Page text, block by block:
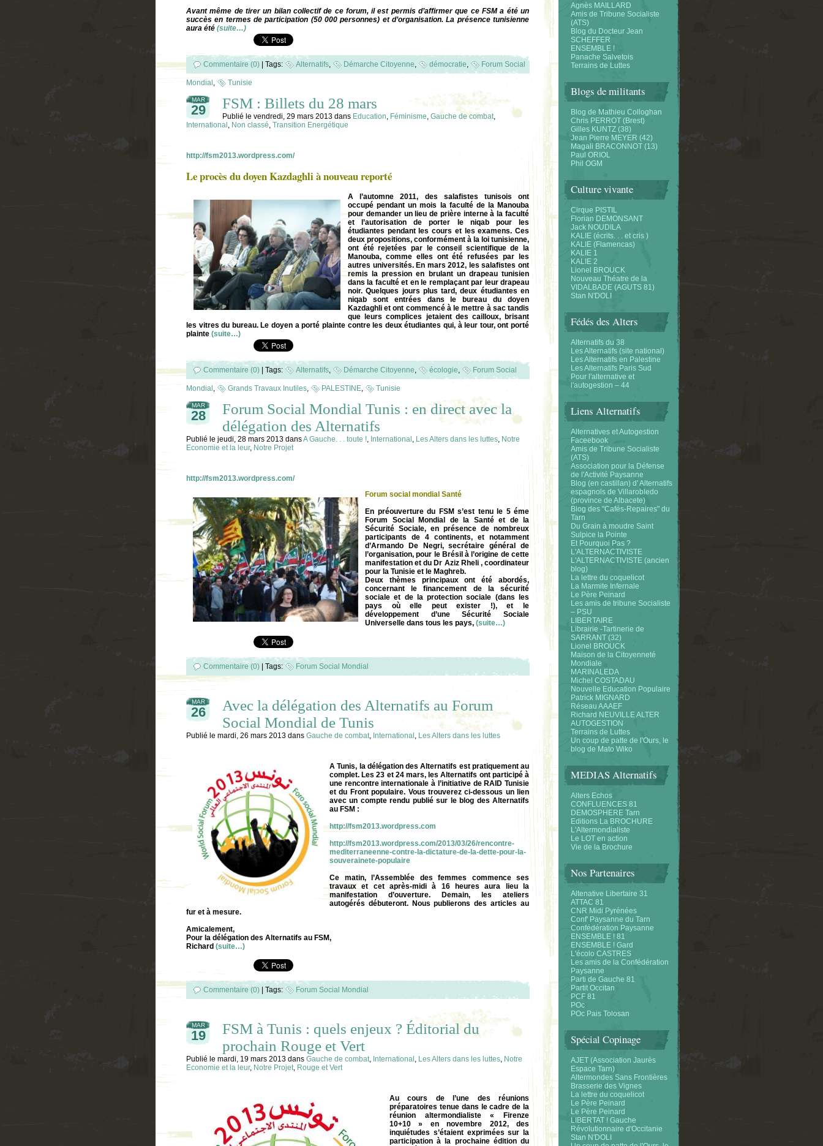
Avant même de tirer un bilan collectif de ce forum, il est permis d’affirmer que ce FSM a été un
succès en termes de participation (50 000 personnes) et d’organisation. La présence tunisienne
aura été (suite…)
Commentaire (0) | Tags: Alternatifs, Démarche Citoyenne, démocratie, Forum Social
Mondial, Tunisie
MAR
29 FSM : Billets du 28 mars
Publié le vendredi, 29 mars 2013 dans Education, Féminisme, Gauche de combat,
International, Non classé, Transition Energétique
http://fsm2013.wordpress.com/
Le procès du doyen Kazdaghli à nouveau reporté
A l’automne 2011, des salafistes tunisois ont
occupé pendant un mois la faculté de la Manouba
pour demander un lieu de prière interne à la faculté
et l’autorisation de porter le niqab pour les
étudiantes pendant les cours et les examens. Ces
deux propositions, conformément à la loi tunisienne,
ont été rejetées par le conseil scientifique de la
Manouba, comme elles ont été refusées par les
autres universités. En mars 2012, les salafistes ont
remis la pression en brulant un drapeau tunisien
dans la faculté et en le remplaçant par leur drapeau
noir. Quelques jours plus tard, deux étudiantes en
niqab sont entrées dans le bureau du doyen
Kazdaghli et ont commencé à le mettre à sac tandis
que leurs complices jetaient des cailloux, brisant
les vitres du bureau. Le doyen a porté plainte contre les deux étudiantes qui, à leur tour, ont porté
plainte (suite…)
Commentaire (0) | Tags: Alternatifs Démarche Citoyenne écologie Forum Social
Mondial Grands Travaux Inutiles PALESTINE Tunisie
MAR
28
Forum Social Mondial Tunis : en direct avec la
délégation des Alternatifs
Publié le jeudi, 28 mars 2013 dansA Gauche. . . toute ! International Les Alters dans les luttes Notre
Economie et la leur, Notre Projet
http://fsm2013.wordpress.com/
Forum social mondial Santé
En préouverture du FSM s’est tenu le 5 éme
Forum Social Mondial de la Santé et de la
Sécurité Sociale, en présence de nombreux
participants de 4 continents, et notamment
d’Armando De Negri, secrétaire général de
l’organisation, pour le Brésil à l’origine de cette
manifestation et du Dr Aziz Rheli , coordinateur
pour la Tunisie et le Maghreb.
Deux thèmes principaux ont été abordés,
concernant le financement de la sécurité
sociale et de la protection sociale (dans les
pays où elle peut exister !), et le
développement d’une Sécurité Sociale
Universelle dans tous les pays, (suite…)
Commentaire (0) | Tags: Forum Social Mondial
MAR
26
Avec la délégation des Alternatifs au Forum
Social Mondial de Tunis
Publié le mardi, 26 mars 2013 dans Gauche de combat International Les Alters dans les luttes
A Tunis, la délégation des Alternatifs est pratiquement au
complet. Les 23 et 24 mars, les Alternatifs ont participé à
une rencontre internationale à l’initiative de RAID Tunisie
et du Front populaire. Vous trouverez ci-dessous un lien
avec un compte rendu publié sur le blog des Alternatifs
au FSM :
http://fsm2013.wordpress.com
http://fsm2013.wordpress.com/2013/03/26/rencontre-
mediterraneenne-contre-la-dictature-de-la-dette-pour-la-
souverainete-populaire
Ce matin, l’Assemblée des femmes commence ses
travaux et cet après-midi à 16 heures aura lieu la
manifestation d’ouverture. Demain, les ateliers
autogérés débuteront. Nous publierons des articles au
fur et à mesure.
Amicalement,
Pour la délégation des Alternatifs au FSM,
Richard (suite…)
Commentaire (0) | Tags: Forum Social Mondial
MAR
19
FSM à Tunis : quels enjeux ? Éditorial du
prochain Rouge et Vert
Publié le mardi, 19 mars 2013 dans Gauche de combat International Les Alters dans les luttes Notre
Economie et la leur, Notre Projet Rouge et Vert
Au cours de l’une des réunions
préparatoires tenue dans le cadre de la
réunion altermondialiste « Firenze
10+10 » en novembre 2012, des
inquiétudes s’étaient exprimées sur la
participation à la prochaine édition du
Agnès MAILLARD
Amis de Tribune Socialiste
(ATS)
Blog du Docteur Jean
SCHEFFER
ENSEMBLE !
Panache Salvetois
Terrains de Luttes
Blogs de militants
Blog de Mathieu Colloghan
Chris PERROT (Brest)
Gilles KUNTZ (38)
Jean Pierre MEYER (42)
Magali BRACONNOT (13)
Paul ORIOL
Phil OGM
Culture vivante
Cirque PISTIL
Florian DEMONSANT
Jack NOUDILA
KALIE (écrits. . . et cris )
KALIE (Flamencas)
KALIE 1
KALIE 2
Lionel BROUCK
Nouveau Théatre de la
VIDALBADE (AGUTS 81)
Stan N'DOLI
Fédés des Alters
Alternatifs du 38
Les Alternatifs (site national)
Les Alternatifs en Palestine
Les Alternatifs Paris Sud
Pour l'alternative et
l'autogestion – 44
Liens Alternatifs
Alternatives et Autogestion
Faceebook
Amis de Tribune Socialiste
(ATS)
Association pour la Défense
de l'Activité Paysanne
Blog (en castillan) d' Alternatifs
espagnols de Villarobledo
(province de Albacete)
Blog des "Cafés-Repaires" du
Tarn
Du Grain à moudre Saint
Sulpice la Pointe
Et Pourquoi Pas ?
L'ALTERNACTIVISTE
L'ALTERNACTIVISTE (ancien
blog)
La lettre du coquelicot
La Marmite Infernale
Le Père Peinard
Les amis de tribune Socialiste
– PSU
LIBERTAIRE
Librairie -Tartinerie de
SARRANT (32)
Lionel BROUCK
Maison de la Citoyenneté
Mondiale
MARINALEDA
Michel COSTADAU
Nouvelle Education Populaire
Patrick MIGNARD
Réseau AAAEF
Richard NEUVILLE ALTER
AUTOGESTION
Terrains de Luttes
Un coup de patte de l'Ours, le
blog de Mato Wiko
MEDIAS Alternatifs
Alters Echos
CONFLUENCES 81
DEMOSPHERE Tarn
Editions La BROCHURE
L'Altermondialiste
Le LOT en action
Vie de la Brochure
Nos Partenaires
Altenative Libertaire 31
ATTAC 81
CNR Midi Pyrénées
Conf' Paysanne du Tarn
Confédération Paysanne
ENSEMBLE ! 81
ENSEMBLE ! Gard
L'écolo CASTRES
Les amis de la Confédération
Paysanne
Parti de Gauche 81
Partit Occitan
PCF 81
POc
POc Pais Tolosan
Spécial Copinage
AJET (Association Jaurès
Espace Tarn)
Altermondes Sans Frontières
Brasserie des Vignes
La lettre du coquelicot
Le Père Peinard
Le Père Peinard
LIBERTAT ! Gauche
Révolutionnaire d'Occitanie
Stan N'DOLI